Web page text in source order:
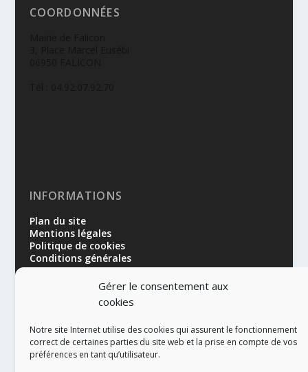
Gérer le consentement aux
cookies
Notre site Internet utilise des cookies qui assurent le fonctionnement
correct de certaines parties du site web et la prise en compte de vos
préférences en tant qu’utilisateur.
COORDONNÉES
INFORMATIONS
Plan du site
Mentions légales
Politique de cookies
Conditions générales